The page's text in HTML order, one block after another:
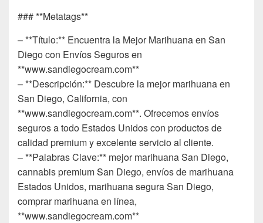
### **Metatags**
– **Título:** Encuentra la Mejor Marihuana en San
Diego con Envíos Seguros en
**www.sandiegocream.com**
– **Descripción:** Descubre la mejor marihuana en
San Diego, California, con
**www.sandiegocream.com**. Ofrecemos envíos
seguros a todo Estados Unidos con productos de
calidad premium y excelente servicio al cliente.
– **Palabras Clave:** mejor marihuana San Diego,
cannabis premium San Diego, envíos de marihuana
Estados Unidos, marihuana segura San Diego,
comprar marihuana en línea,
**www.sandiegocream.com**